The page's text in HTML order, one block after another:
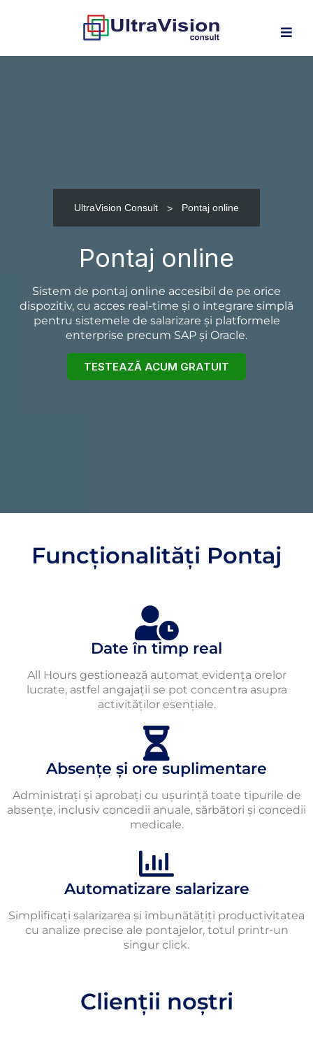
Pontaj online
Sistem de pontaj online accesibil de pe orice
dispozitiv, cu acces real-time și o integrare simplă
pentru sistemele de salarizare și platformele
enterprise precum SAP și Oracle.
TESTEAZĂ ACUM GRATUIT
UltraVision Consult Pontaj online
Funcționalități Pontaj
Date în timp real
All Hours gestionează automat evidența orelor
lucrate, astfel angajații se pot concentra asupra
activităților esențiale.
Absențe și ore suplimentare
Administrați și aprobați cu ușurință toate tipurile de
absențe, inclusiv concedii anuale, sărbători și concedii
medicale.
Automatizare salarizare
Simplificați salarizarea și îmbunătățiți productivitatea
cu analize precise ale pontajelor, totul printr-un
singur click.
Clienții noștri